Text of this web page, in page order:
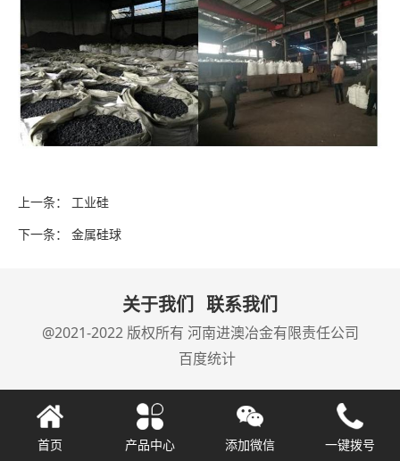
上一条： 工业硅
下一条： 金属硅球
关于我们 联系我们
@2021-2022 版权所有 河南进澳冶金有限责任公司
百度统计
首页 产品中心 添加微信 一键拨号